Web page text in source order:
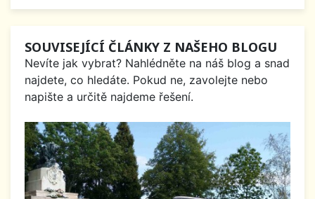
SOUVISEJÍCÍ ČLÁNKY Z NAŠEHO BLOGU
Nevíte jak vybrat? Nahlédněte na náš blog a snad
najdete, co hledáte. Pokud ne, zavolejte nebo
napište a určitě najdeme řešení.